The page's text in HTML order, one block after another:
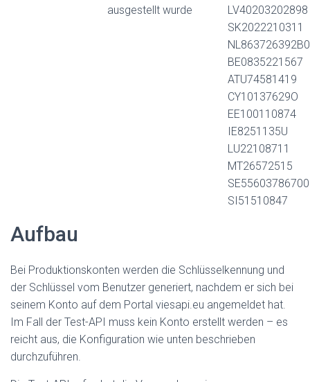
ausgestellt wurde
LV40203202898
SK2022210311
BE0835221567
ATU74581419
CY10137629O
EE100110874
IE8251135U
LU22108711
MT26572515
SI51510847
Aufbau
Bei Produktionskonten werden die Schlüsselkennung und
der Schlüssel vom Benutzer generiert, nachdem er sich bei
seinem Konto auf dem Portal viesapi.eu angemeldet hat.
Im Fall der Test-API muss kein Konto erstellt werden – es
reicht aus, die Konfiguration wie unten beschrieben
durchzuführen.